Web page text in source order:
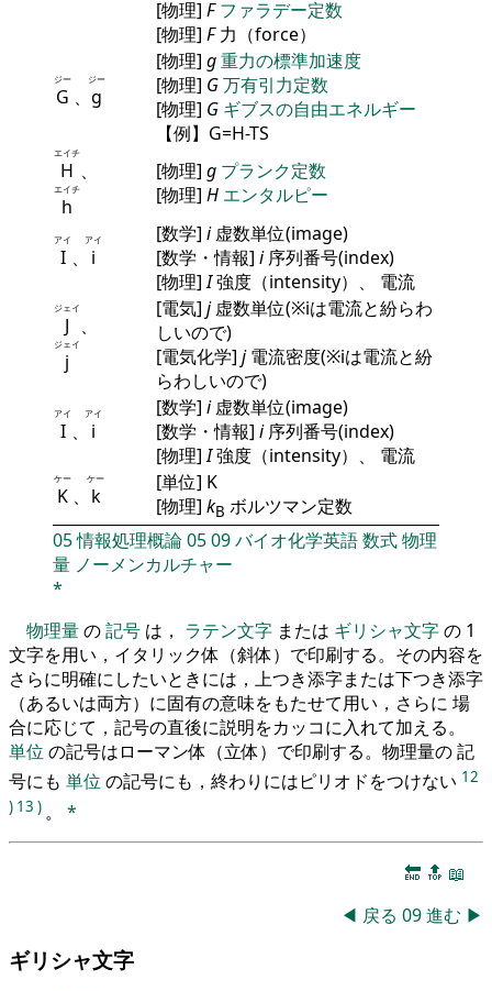
[物理] F ファラデー定数
[物理] F力（force）
G
ジー
、 g
ジー
[物理] g重力の標準加速度
[物理] G万有引力定数
[物理] G ギブスの自由エネルギー
【例】G=H-TS
H
エイチ
、
h
エイチ
[物理] g プランク定数
[物理] H エンタルピー
I
アイ
、 i
アイ [数学] i虚数単位(image)
[数学・情報] i序列番号(index)
[物理]I強度（intensity）、 電流
J
ジェイ
、
j
ジェイ
[電気] j虚数単位(※iは電流と紛らわ
しいので)
[電気化学] j電流密度(※iは電流と紛
らわしいので)
I
アイ
、 i
アイ [数学] i虚数単位(image)
[数学・情報] i序列番号(index)
[物理]I強度（intensity）、 電流
K
ケー
、 k
ケー
[単位] K
[物理] kB ボルツマン定数
05情報処理概論0509バイオ化学英語数式物理
量 ノーメンカルチャー
*
物理量の記号 は， ラテン文字 または ギリシャ文字の 1
文字を用い，イタリック体（斜体）で印刷する。その内容を
さらに明確にしたいときには，上つき添字または下つき添字
（あるいは両方）に固有の意味をもたせて用い，さらに 場
合に応じて，記号の直後に説明をカッコに入れて加える。
単位 の記号はローマン体（立体）で印刷する。物理量の 記
号にも 単位の記号にも，終わりにはピリオドをつけない 12
) 13 ) 。 *
🔚 🔝 📖
◀ 戻る 09進む ▶
ギリシャ文字